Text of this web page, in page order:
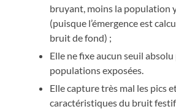
bruyant, moins la population
(puisque l’émergence est
bruit de fond) ;
Elle ne fixe aucun seuil
populations exposées.
Elle capture très mal les pics
caractéristiques du bruit